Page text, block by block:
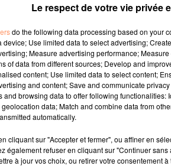
Le respect de votre vie privée
do the following data processing based on your
device; Use limited data to select advertising;
Measure advertising performance;
of data from different sources; Develop and
content; Use limited data to select content;
and content; Save and communicate
and browsing data to offer following
data; Match and combine data from
automatically.
cliquant sur "Accepter et fermer", ou affiner en
également refuser en cliquant sur "Continuer
à jour vos choix, ou retirer votre consentement